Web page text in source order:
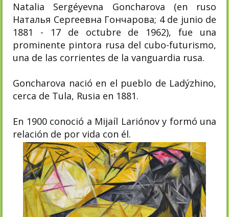
Natalia Sergéyevna Goncharova (en ruso
Наталья Сергеевна Гончарова; 4 de junio de
1881 - 17 de octubre de 1962), fue una
prominente pintora rusa del cubo-futurismo,
una de las corrientes de la vanguardia rusa.
Goncharova nació en el pueblo de Ladýzhino,
cerca de Tula, Rusia en 1881.
En 1900 conoció a Mijaíl Lariónov y formó una
relación de por vida con él.